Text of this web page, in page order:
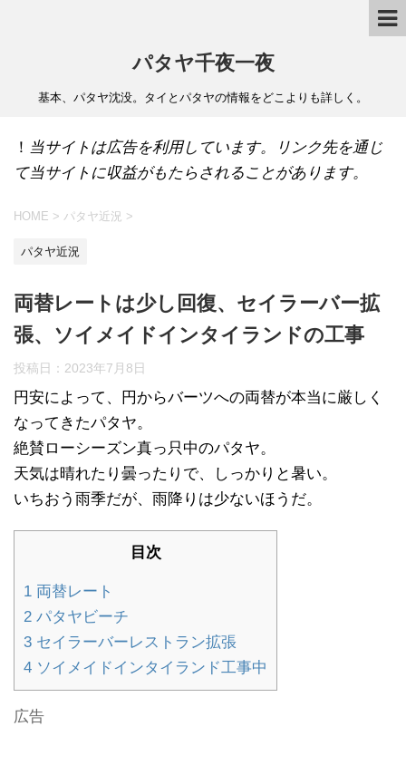
パタヤ千夜一夜
基本、パタヤ沈没。タイとパタヤの情報をどこよりも詳しく。
！ 当サイトは広告を利用しています。リンク先を通じ
て当サイトに収益がもたらされることがあります。
HOME > パタヤ近況 >
パタヤ近況
両替レートは少し回復、セイラーバー拡
張、ソイメイドインタイランドの工事
投稿日： 2023年7月8日
円安によって、円からバーツへの両替が本当に厳しく
なってきたパタヤ。
絶賛ローシーズン真っ只中のパタヤ。
天気は晴れたり曇ったりで、しっかりと暑い。
いちおう雨季だが、雨降りは少ないほうだ。
目次
1 両替レート
2 パタヤビーチ
3 セイラーバーレストラン拡張
4 ソイメイドインタイランド工事中
広告